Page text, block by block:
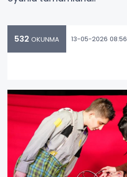
532 OKUNMA 13-05-2026 08:56